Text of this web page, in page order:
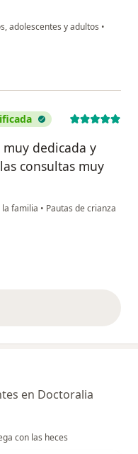
adolescentes y adultos •
dedicada y
consultas muy
la familia • Pautas de crianza
anteriores
en Doctoralia
con las heces